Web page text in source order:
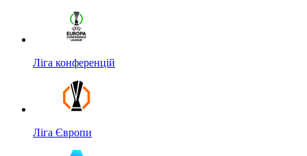
Ліга конференцій
Ліга Європи